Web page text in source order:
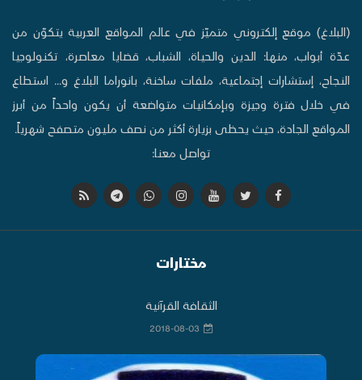
(البلاغ) موقع إلكتروني متميّز في عالم المواقع العربية يتكوّن من
عدّة أبواب، منها: الدين والحياة، الشباب، قضايا معاصرة، تكنولوجيا
النجاح، إستشارات إجتماعية، ملفات ساخنة، بانوراما البلاغ و... استطاع
في خلال فترة وجيزة وبإمكانيات متواضعة أن يكون واحداً من أبرز
المواقع الجادة، حيث يحظى بزيارة أكثر من نصف مليون متصفح شهرياً.
تواصل معنا:
مختارات
الثقافة القرآنية
2018-08-03